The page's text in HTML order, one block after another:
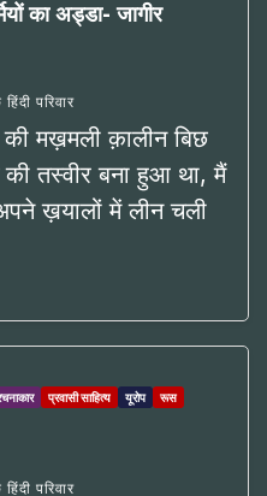
का अड्डा- जागीर
परिवार
मख़मली क़ालीन बिछ
की तस्वीर बना हुआ था, मैं
ख़यालों में लीन चली
प्रवासी साहित्य यूरोप रूस
परिवार